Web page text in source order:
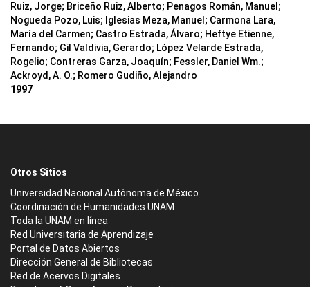
Ruiz, Jorge; Briceño Ruiz, Alberto; Penagos Román, Manuel;
Nogueda Pozo, Luis; Iglesias Meza, Manuel; Carmona Lara,
María del Carmen; Castro Estrada, Álvaro; Heftye Etienne,
Fernando; Gil Valdivia, Gerardo; López Velarde Estrada,
Rogelio; Contreras Garza, Joaquín; Fessler, Daniel Wm.;
Ackroyd, A. O.; Romero Gudiño, Alejandro
1997
Otros Sitios
Universidad Nacional Autónoma de México
Coordinación de Humanidades UNAM
Toda la UNAM en línea
Red Universitaria de Aprendizaje
Portal de Datos Abiertos
Dirección General de Bibliotecas
Red de Acervos Digitales